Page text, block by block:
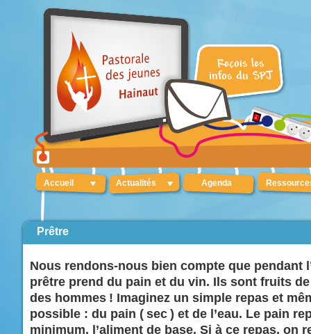
Accueil Actualités Agenda
Prêtre
Nous rendons-nous bien compte que pendant
prêtre prend du pain et du vin. Ils sont fruits
des hommes ! Imaginez un simple repas et
possible : du pain ( sec ) et de l’eau. Le pain
minimum, l’aliment de base. Si à ce repas, on